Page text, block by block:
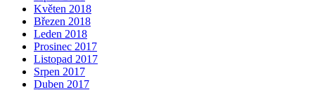
Květen 2018
Březen 2018
Leden 2018
Prosinec 2017
Listopad 2017
Srpen 2017
Duben 2017